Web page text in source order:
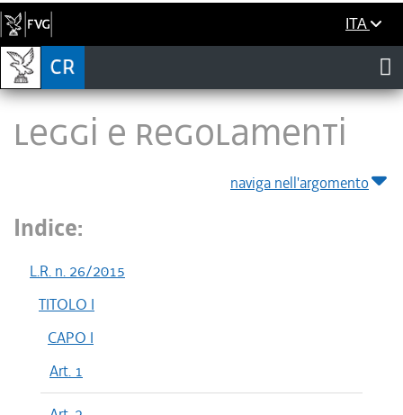
ITA
LEGGI E REGOLAMENTI
naviga nell'argomento
Indice:
L.R. n. 26/2015
TITOLO I
CAPO I
Art. 1